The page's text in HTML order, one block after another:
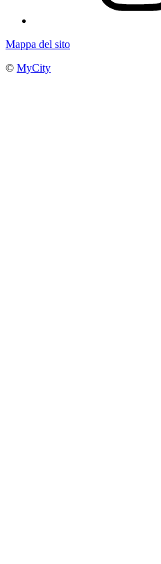
Mappa del sito
© MyCity